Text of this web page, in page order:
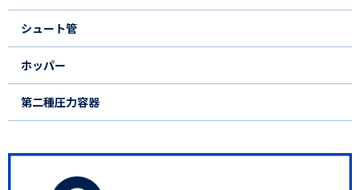
シュート管
ホッパー
第二種圧力容器